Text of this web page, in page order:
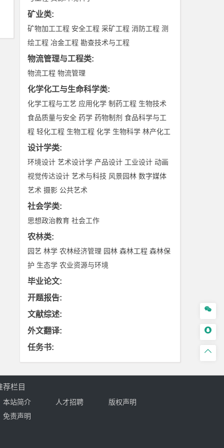
矿业类:
矿物加工工程 安全工程 采矿工程 消防工程 测
绘工程 冶金工程 勘查技术与工程
物流管理与工程类:
物流工程 物流管理
化学化工与生命科学类:
化学工程与工艺 应用化学 制药工程 生物技术
食品质量与安全 药学 药物制剂 食品科学与工
程 轻化工程 生物工程 化学 生物科学 林产化工
设计学类:
环境设计 艺术设计学 产品设计 工业设计 动画
视觉传达设计 艺术与科技 风景园林 数字媒体
艺术 摄影 公共艺术
社会学类:
思想政治教育 社会工作
农林类:
园艺 林学 农林经济管理 园林 森林工程 森林保
护 生态学 农业资源与环境
毕业论文:
开题报告:
文献综述:
外文翻译:
任务书:



荐栏目
本站简介 人才招聘
版权声明
免责声明